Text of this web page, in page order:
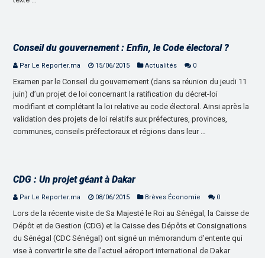
Conseil du gouvernement : Enfin, le Code électoral ?
Par Le Reporter.ma 15/06/2015 Actualités 0
Examen par le Conseil du gouvernement (dans sa réunion du jeudi 11
juin) d’un projet de loi concernant la ratification du décret-loi
modifiant et complétant la loi relative au code électoral. Ainsi après la
validation des projets de loi relatifs aux préfectures, provinces,
communes, conseils préfectoraux et régions dans leur …
CDG : Un projet géant à Dakar
Par Le Reporter.ma 08/06/2015 Brèves Économie 0
Lors de la récente visite de Sa Majesté le Roi au Sénégal, la Caisse de
Dépôt et de Gestion (CDG) et la Caisse des Dépôts et Consignations
du Sénégal (CDC Sénégal) ont signé un mémorandum d’entente qui
vise à convertir le site de l’actuel aéroport international de Dakar